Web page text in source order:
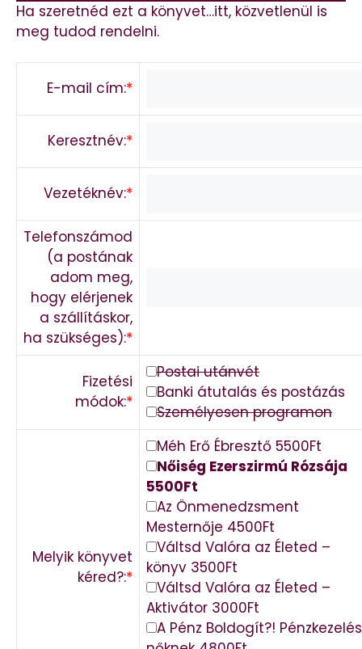
Ha szeretnéd ezt a könyvet…itt, közvetlenül is
meg tudod rendelni.
E-mail cím:*
Keresztnév:*
Vezetéknév:*
Telefonszámod
(a postának
adom meg,
hogy elérjenek
a szállításkor,
ha szükséges):*
Fizetési
módok:*
Postai utánvét
Banki átutalás és postázás
Személyesen programon
Melyik könyvet
kéred?:*
Méh Erő Ébresztő 5500Ft
Nőiség Ezerszirmú Rózsája
5500Ft
Az Önmenedzsment
Mesternője 4500Ft
Váltsd Valóra az Életed –
könyv 3500Ft
Váltsd Valóra az Életed –
Aktivátor 3000Ft
A Pénz Boldogít?! Pénzkezelés